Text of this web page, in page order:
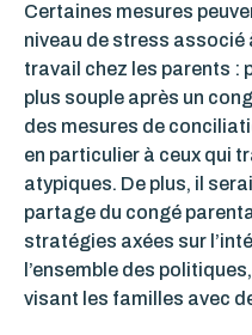
Certaines mesures
niveau de stress
travail chez les parents :
plus souple après un
des mesures de
en particulier à ceux qui
atypiques. De plus, il
partage du congé
stratégies axées sur
l’ensemble des
visant les familles avec